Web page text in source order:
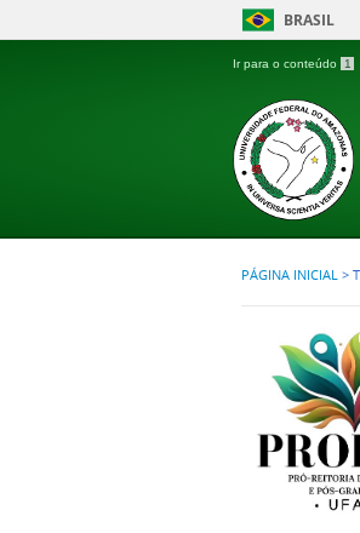
BRASIL
Ir para o conteúdo 1
PÁGINA INICIAL >